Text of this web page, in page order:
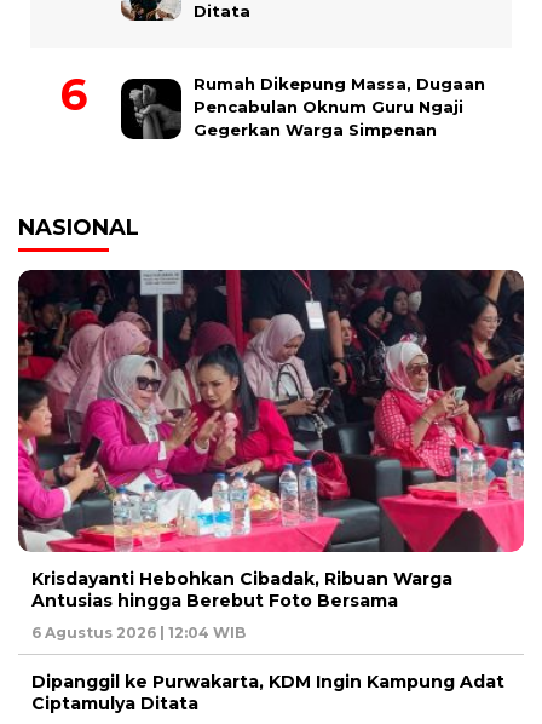
Ditata
Rumah Dikepung Massa, Dugaan
Pencabulan Oknum Guru Ngaji
Gegerkan Warga Simpenan
NASIONAL
Krisdayanti Hebohkan Cibadak, Ribuan Warga
Antusias hingga Berebut Foto Bersama
6 Agustus 2026 | 12:04 WIB
Dipanggil ke Purwakarta, KDM Ingin Kampung Adat
Ciptamulya Ditata